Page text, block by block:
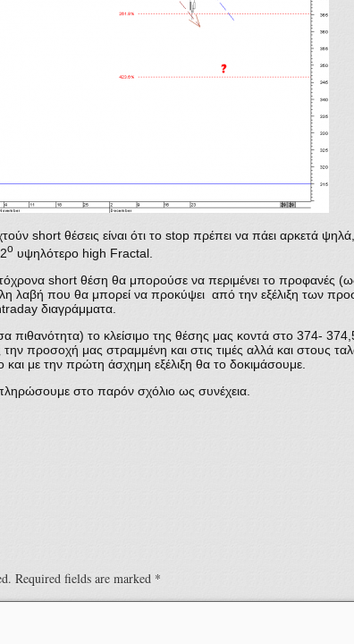
short θέσεις είναι ότι το stop πρέπει να πάει αρκετά
ο υψηλότερο high Fractal.
short θέση θα μπορούσε να περιμένει το προφανές
λαβή που θα μπορεί να προκύψει από την εξέλιξη των
διαγράμματα.
πιθανότητα) το κλείσιμο της θέσης μας κοντά στο 374-
προσοχή μας στραμμένη και στις τιμές αλλά και στους
και με την πρώτη άσχημη εξέλιξη θα το δοκιμάσουμε.
στο παρόν σχόλιο ως συνέχεια.
Required fields are marked *